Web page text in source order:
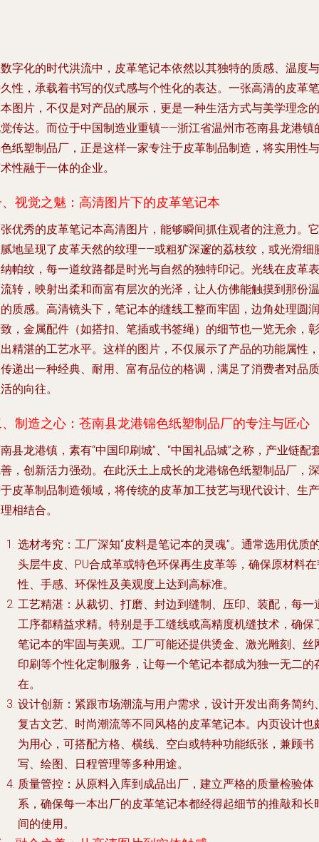
字化的时代洪流中，皮革笔记本依然以其独特的质感、温度与
性，承载着书写的仪式感与个性化的表达。一张高清的皮革笔
图片，不仅是对产品的展示，更是一种生活方式与美学理念的
传达。而位于中国制造业重镇——浙江省温州市苍南县龙港镇
纸塑制品厂，正是这样一家专注于皮革制品制造，将实用性与
性融于一体的企业。
视觉之魅：高清图片下的皮革笔记本
优秀的皮革笔记本高清图片，能够瞬间抓住观者的注意力。它
地呈现了皮革天然的纹理——或粗犷深邃的荔枝纹，或光滑细
帕纹，每一道纹路都是时光与自然的独特印记。光线在皮革表
转，映射出柔和而富有层次的光泽，让人仿佛能触摸到那份温
质感。高清镜头下，笔记本的缝线工整而牢固，边角处理圆润
，金属配件（如搭扣、笔插或书签绳）的细节也一览无余，彰
精湛的工艺水平。这样的图片，不仅展示了产品的功能属性，
递出一种经典、耐用、富有品位的格调，满足了消费者对品质
的向往。
制造之心：苍南县龙港锦色纸塑制品厂的专注与匠心
县龙港镇，素有“中国印刷城”、“中国礼品城”之称，产业链配
，创新活力强劲。在此沃土上成长的龙港锦色纸塑制品厂 ，深
皮革制品制造领域，将传统的皮革加工技艺与现代设计、生产
相结合。
选材考究 ：工厂深知“皮料是笔记本的灵魂”。通常选用优质
头层牛皮、PU合成革或特色环保再生皮革等，确保原材料
性、手感、环保性及美观度上达到高标准。
工艺精湛 ：从裁切、打磨、封边到缝制、压印、装配，每一
工序都精益求精。特别是手工缝线或高精度机缝技术，确保
笔记本的牢固与美观。工厂可能还提供烫金、激光雕刻、丝
印刷等个性化定制服务，让每一个笔记本都成为独一无二的
在。
设计创新 ：紧跟市场潮流与用户需求，设计开发出商务简约
复古文艺、时尚潮流等不同风格的皮革笔记本。内页设计也
为用心，可搭配方格、横线、空白或特种功能纸张，兼顾书
写、绘图、日程管理等多种用途。
质量管控 ：从原料入库到成品出厂，建立严格的质量检验体
系，确保每一本出厂的皮革笔记本都经得起细节的推敲和长
间的使用。